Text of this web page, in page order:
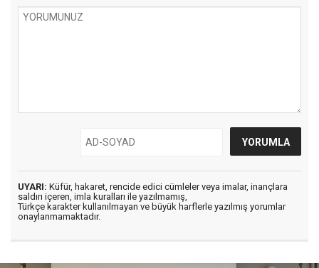
UYARI: Küfür, hakaret, rencide edici cümleler veya imalar, inançlara
saldırı içeren, imla kuralları ile yazılmamış,
Türkçe karakter kullanılmayan ve büyük harflerle yazılmış yorumlar
onaylanmamaktadır.